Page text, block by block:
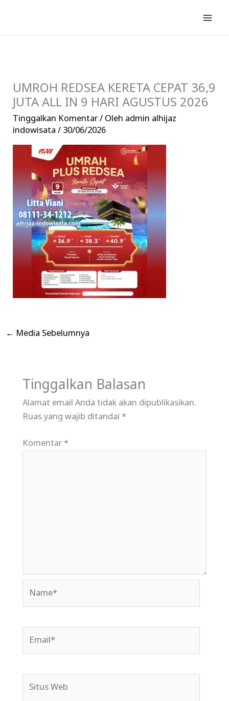
konten
UMROH REDSEA KERETA CEPAT 36,9
JUTA ALL IN 9 HARI AGUSTUS 2026
Tinggalkan Komentar/ Oleh admin alhijaz
indowisata/ 30/06/2026
← Media Sebelumnya
Tinggalkan Balasan
Alamat email Anda tidak akan dipublikasikan.
Ruas yang wajib ditandai *
Komentar*